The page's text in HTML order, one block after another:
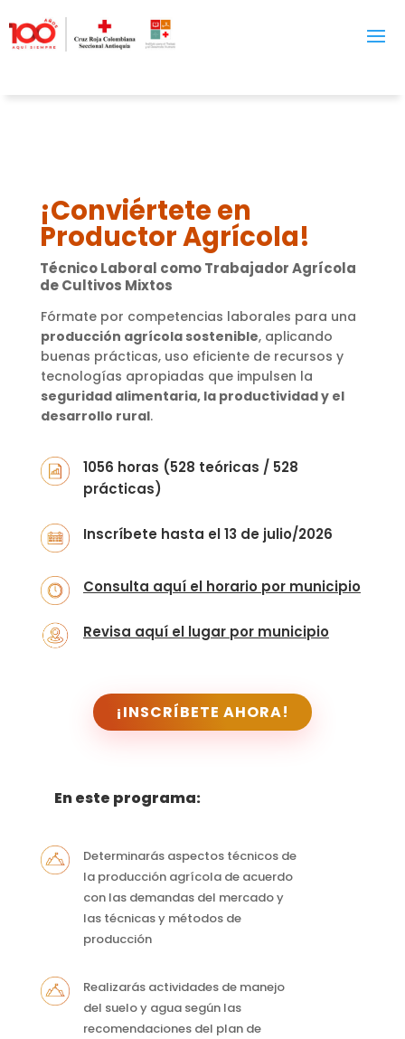
¡Conviértete en
Productor Agrícola!
Técnico Laboral comoTrabajador Agrícola
de Cultivos Mixtos
Fórmate por competencias laborales para una
producción agrícola sostenible, aplicando
buenas prácticas, uso eficiente de recursos y
tecnologías apropiadas que impulsen la
seguridad alimentaria, la productividad y el
desarrollo rural.
1056 horas (528 teóricas / 528
prácticas)
Inscríbete hasta el 13 de julio/2026
Consulta aquí el horario por municipio
Revisa aquí el lugar por municipio
¡INSCRÍBETE AHORA!
En este programa:
Determinarás aspectos técnicos de
la producción agrícola de acuerdo
con las demandas del mercado y
las técnicas y métodos de
producción
Realizarás actividades de manejo
del suelo y agua según las
recomendaciones del plan de